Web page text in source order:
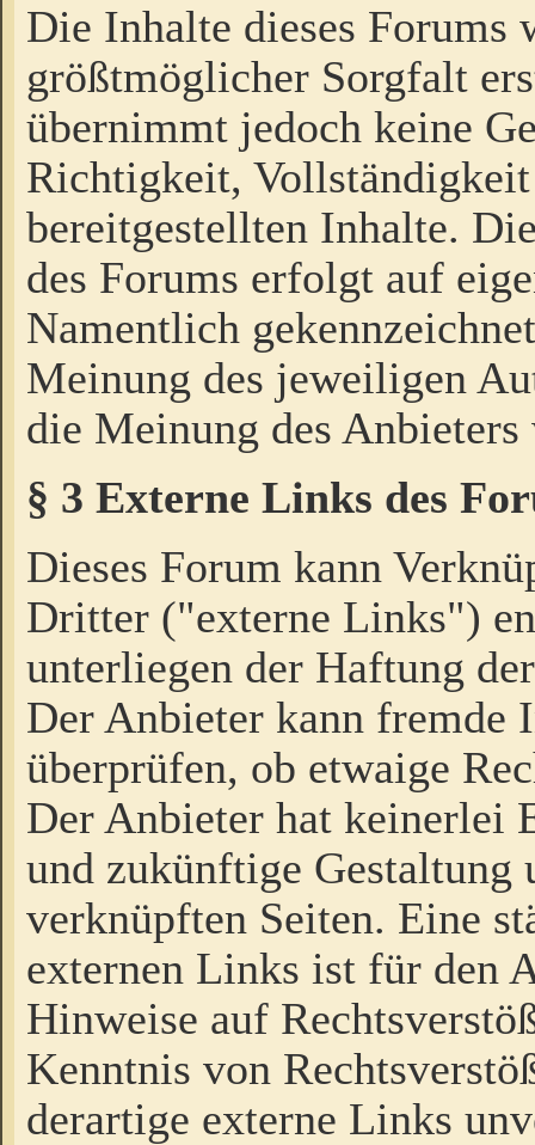
Die Inhalte dieses Forums
größtmöglicher Sorgfalt
übernimmt jedoch keine
Richtigkeit,
bereitgestellten Inhalte.
des Forums erfolgt auf
Namentlich
Meinung des jeweiligen
die Meinung des Anbieters
§ 3 Externe Links des
Dieses Forum kann
Dritter ("externe Links")
unterliegen der Haftung
Der Anbieter kann fremde
überprüfen, ob etwaige
Der Anbieter hat keinerlei
und zukünftige Gestaltung
verknüpften Seiten. Eine
externen Links ist für den
Hinweise auf
Kenntnis von
derartige externe Links